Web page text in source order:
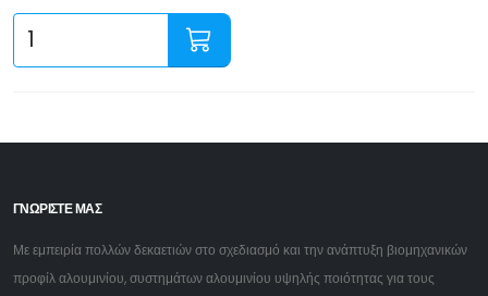
ΓΝΩΡΙΣΤΕ ΜΑΣ
Με εμπειρία πολλών δεκαετιών στο σχεδιασμό και την ανάπτυξη βιομηχανικών
προφίλ αλουμινίου, συστημάτων αλουμινίου υψηλής ποιότητας για τους